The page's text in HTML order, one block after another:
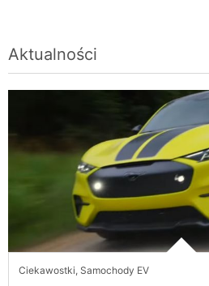
Aktualności
Ciekawostki, Samochody EV